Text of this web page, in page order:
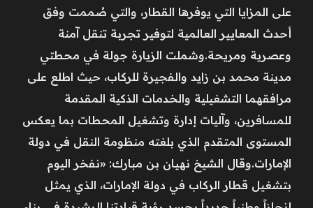
على المزايا التي يوفرها القطار، والتي صُممت وفق
أحدث المعايير العالمية لتوفير تجربة تنقل آمنة
وعصرية ومريحة.وشملت الزيارة جولة في محطتي
مدينة محمد بن زايد والفجيرة للركاب، حيث اطلع على
مرافقهما التشغيلية والخدمات الذكية المقدمة
للمسافرين، وآليات إدارة وتشغيل المحطات بما يعكس
المستوى المتقدم الذي بلغته منظومة النقل في دولة
الإمارات.وقال الشيخ نهيان بن مبارك: «نفخر اليوم
بتشغيل قطار الركاب في دولة الإمارات، الذي يمثل